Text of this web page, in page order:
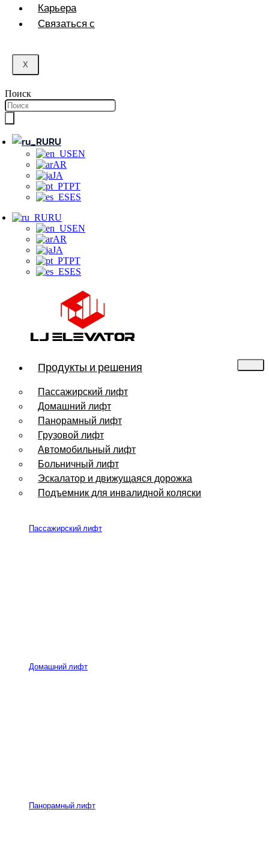
Карьера
Связаться с
X
Поиск
RU
EN
AR
JA
PT
ES
RU
EN
AR
JA
PT
ES
Продукты и решения
Пассажирский лифт
Домашний лифт
Панорамный лифт
Грузовой лифт
Автомобильный лифт
Больничный лифт
Эскалатор и движущаяся дорожка
Подъемник для инвалидной коляски
Пассажирский лифт
Домашний лифт
Панорамный лифт